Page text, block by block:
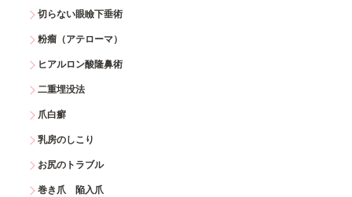
切らない眼瞼下垂術
粉瘤（アテローマ）
ヒアルロン酸隆鼻術
二重埋没法
爪白癬
乳房のしこり
お尻のトラブル
巻き爪 陥入爪